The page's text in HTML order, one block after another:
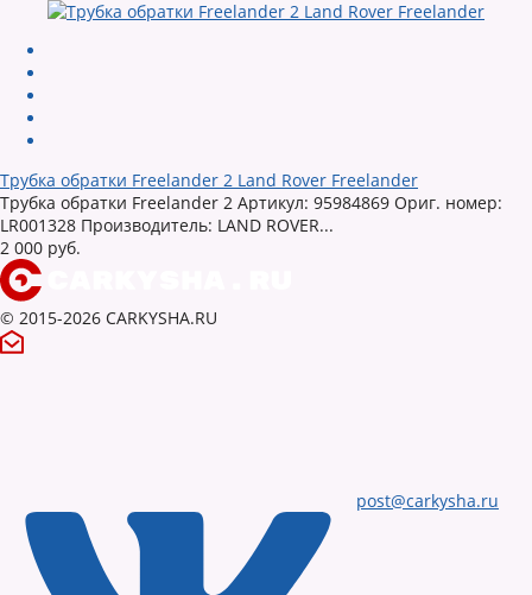
Трубка обратки Freelander 2 Land Rover Freelander
Трубка обратки Freelander 2 Артикул: 95984869 Ориг. номер:
LR001328 Производитель: LAND ROVER...
2 000 руб.
© 2015-2026 CARKYSHA.RU
post@carkysha.ru